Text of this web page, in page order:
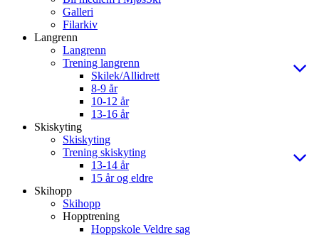
Galleri
Filarkiv
Langrenn
Langrenn
Trening langrenn
Skilek/Allidrett
8-9 år
10-12 år
13-16 år
Skiskyting
Skiskyting
Trening skiskyting
13-14 år
15 år og eldre
Skihopp
Skihopp
Hopptrening
Hoppskole Veldre sag